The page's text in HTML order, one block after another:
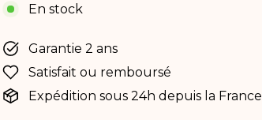
En stock
Garantie 2 ans
Satisfait ou remboursé
Expédition sous 24h depuis la France